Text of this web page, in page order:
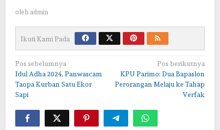
oleh admin
Ikuti Kami Pada
Navigasi
pos
Pos sebelumnya
Idul Adha 2024, Panwascam
Taopa Kurban Satu Ekor
Sapi
Pos berikutnya
KPU Parimo: Dua Bapaslon
Perorangan Melaju ke Tahap
Verfak